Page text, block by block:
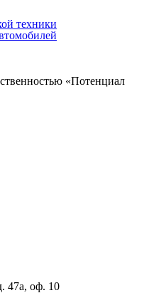
техники
«Потенциал
47а, оф. 10